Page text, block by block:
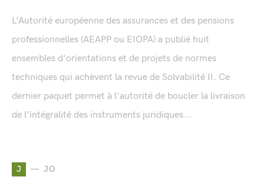
L'Autorité européenne des assurances et des pensions
professionnelles (AEAPP ou EIOPA) a publié huit
ensembles d'orientations et de projets de normes
techniques qui achèvent la revue de Solvabilité II. Ce
dernier paquet permet à l'autorité de boucler la livraison
de l'intégralité des instruments juridiques...
J JO